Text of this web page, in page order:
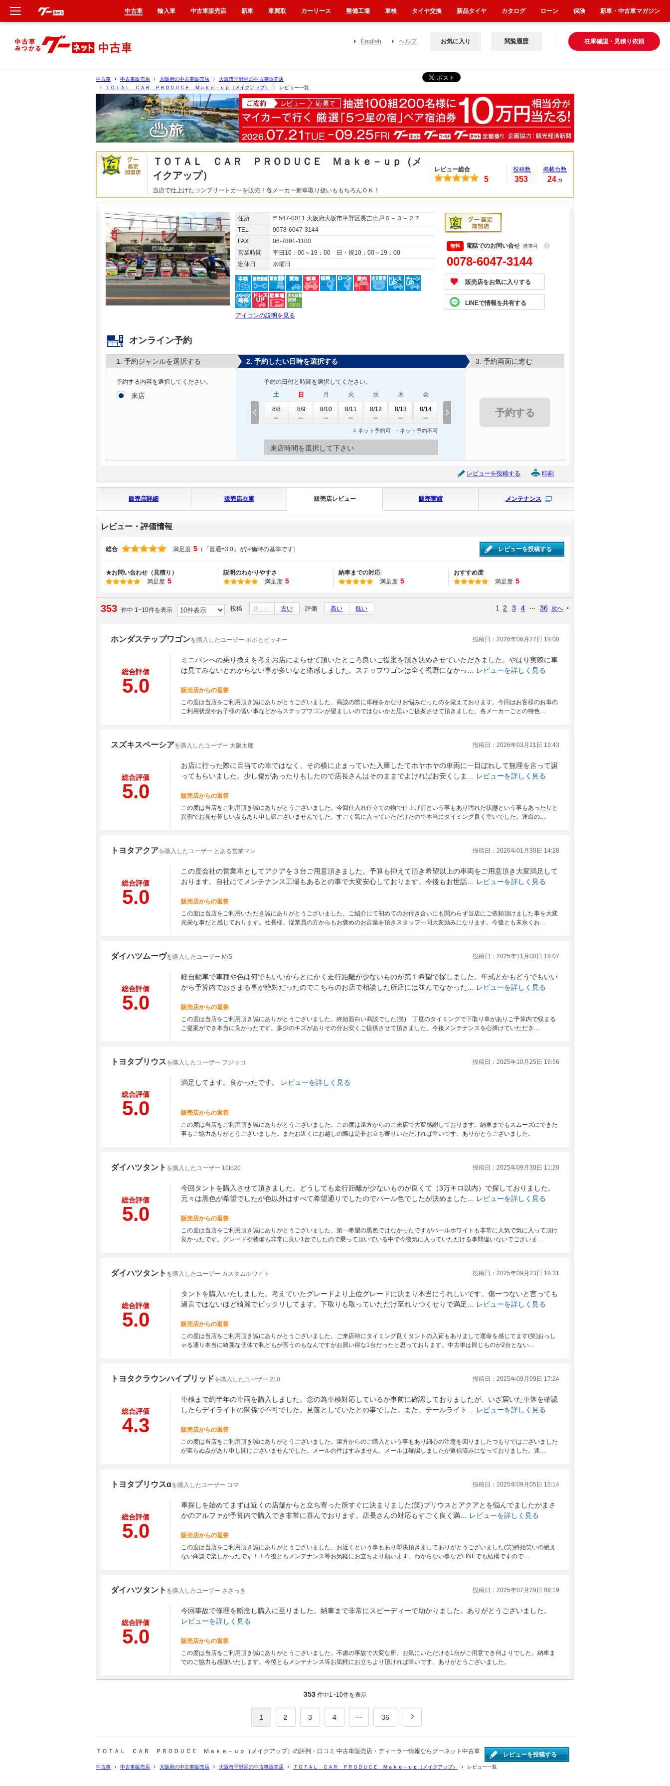
English ヘルプ 在庫確認・見積り依頼
お気に入り 閲覧履歴
中古車 中古車販売店 大阪府の中古車販売店
大阪市平野区の中古車販売店
ＴＯＴＡＬ ＣＡＲ ＰＲＯＤＵＣＥ Ｍａｋｅ－ｕｐ（メイクアップ）
レビュー一覧
ＴＯＴＡＬ ＣＡＲ ＰＲＯＤＵＣＥ Ｍａｋｅ－ｕｐ（メ
イクアップ）
当店で仕上げたコンプリートカーを販売！各メーカー新車取り扱いももちろんＯＫ！
レビュー総合
5
投稿数
353
掲載台数
24 台
住所
〒547-0011 大阪府大阪市平野区長吉出戸６－３－２７
TEL
0078-6047-3144
FAX
06-7891-1100
営業時間
平日10：00～19：00 日・祝10：00～19：00
定休日
水曜日
アイコンの説明を見る
電話でのお問い合せ 携帯可 ？
0078-6047-3144
販売店をお気に入りする
LINEで情報を共有する
オンライン予約
1. 予約ジャンルを選択する
予約する内容を選択してください。
来店
2. 予約したい日時を選択する
予約の日付と時間を選択してください。
土
8/8
日
8/9
月
8/10
火
8/11
水
8/12
木
8/13
金
8/14
○ ネット予約可 - ネット予約不可
来店時間を選択して下さい
3. 予約画面に進む
予約する
レビューを投稿する 印刷
販売店詳細 販売店在庫 販売店レビュー 販売実績 メンテナンス
レビュー・評価情報
総合 満足度 5 （「普通=3.0」が評価時の基準です） レビューを投稿する
★お問い合わせ（見積り）
満足度 5
説明のわかりやすさ
満足度 5
納車までの対応
満足度 5
おすすめ度
満足度 5
353 件中 1~10件を表示 投稿 新しい 古い 評価 高い 低い 1 2 3 4 36 次へ
ホンダステップワゴンを購入したユーザー ポポとビッキー 投稿日：2026年06月27日 19:00
総合評価
5.0
ミニバンへの乗り換えを考えお店によらせて頂いたところ良いご提案を頂き決めさせていただきました。やはり実際に車
は見てみないとわからない事が多いなと痛感しました。ステップワゴンは全く視野になかっ…
レビューを詳しく見る
販売店からの返答
この度は当店をご利用頂き誠にありがとうございました。商談の際に車種をかなりお悩みだったのを覚えております。今回はお客様のお車の
ご利用状況やお子様の習い事などからステップワゴンが望ましいのではないかと思いご提案させて頂きました。各メーカーごとの特色…
スズキスペーシアを購入したユーザー 大阪太郎 投稿日：2026年03月21日 19:43
総合評価
5.0
お店に行った際に目当ての車ではなく、その横に止まっていた入庫したてホヤホヤの車両に一目ぼれして無理を言って譲
ってもらいました。少し傷があったりもしたので店長さんはそのままでよければお安くしま…
レビューを詳しく見る
販売店からの返答
この度は当店をご利用頂き誠にありがとうございました。今回仕入れ仕立ての物で仕上げ前という事もあり汚れた状態という事もあったりと
異例でお見せ苦しい点もあり申し訳ございませんでした。すごく気に入っていただけたので本当にタイミング良く幸いでした。運命の…
トヨタアクアを購入したユーザー とある営業マン 投稿日：2026年01月30日 14:28
総合評価
5.0
この度会社の営業車としてアクアを３台ご用意頂きました。予算も抑えて頂き希望以上の車両をご用意頂き大変満足して
おります。自社にてメンテナンス工場もあるとの事で大変安心しております。今後もお世話…
レビューを詳しく見る
販売店からの返答
この度は当店をご利用いただき誠にありがとうございました。ご紹介にて初めてのお付き合いにも関わらず当店にご依頼頂けました事を大変
光栄な事だと感じております。社長様、従業員の方からもお褒めのお言葉を頂きスタッフ一同大変励みになります。今後とも末永くお…
ダイハツムーヴを購入したユーザー M/S 投稿日：2025年11月08日 19:07
総合評価
5.0
軽自動車で車種や色は何でもいいからとにかく走行距離が少ないものが第１希望で探しました。年式とかもどうでもいい
から予算内でおさまる事が絶対だったのでこちらのお店で相談した所店には並んでなかった…
レビューを詳しく見る
販売店からの返答
この度は当店をご利用頂き誠にありがとうございました。終始面白い商談でした(笑) 丁度のタイミングで下取り車がありご予算内で収まる
ご提案ができ本当に良かったです。多少のキズがありその分お安くご提供させて頂きました。今後メンテナンスを心掛けていただき…
トヨタプリウスを購入したユーザー フジッコ 投稿日：2025年10月25日 16:56
総合評価
5.0
満足してます。良かったです。 レビューを詳しく見る
販売店からの返答
この度は当店をご利用頂き誠にありがとうございました。この度は遠方からのご来店で大変感謝しております。納車までもスムーズにできた
事もご協力ありがとうございました。またお近くにお越しの際は是非お立ち寄りいただければ幸いです。ありがとうございました。
ダイハツタント を購入したユーザー 10to20 投稿日：2025年09月30日 11:20
総合評価
5.0
今回タントを購入させて頂きました。どうしても走行距離が少ないものが良くて（3万キロ以内）で探しておりました。
元々は黒色が希望でしたが色以外はすべて希望通りでしたのでパール色でしたが決めました…
レビューを詳しく見る
販売店からの返答
この度は当店をご利用頂き誠にありがとうございました。第一希望の黒色ではなかったですがパールホワイトも非常に人気で気に入って頂け
良かったです。グレードや装備も非常に良い1台でしたので乗って頂いている中で今後気に入っていただける事間違いないでございま…
ダイハツタント を購入したユーザー カスタムホワイト 投稿日：2025年09月23日 19:31
総合評価
5.0
タントを購入いたしました。考えていたグレードより上位グレードに決まり本当にうれしいです。傷一つないと言っても
過言ではないほど綺麗でビックリしてます。下取りも取っていただけ至れりつくせりで満足…
レビューを詳しく見る
販売店からの返答
この度は当店をご利用頂き誠にありがとうございました。ご来店時にタイミング良くタントの入荷もありまして運命を感じてます(笑)おっし
ゃる通り本当に綺麗な個体で私どもが言うのもなんですがお買い得な1台だったと思っております。中古車は同じものが2台とない…
トヨタクラウンハイブリッドを購入したユーザー 210 投稿日：2025年09月09日 17:24
総合評価
4.3
車検まで約半年の車両を購入しました。念の為車検対応しているか事前に確認しておりましたが、いざ届いた車体を確認
したらデイライトの関係で不可でした。見落としていたとの事でした。また、テールライト…
レビューを詳しく見る
販売店からの返答
この度は当店をご利用頂き誠にありがとうございました。遠方からのご購入という事もあり細心の注意を図りましたつもりではございました
が至らぬ点があり申し開けございませんでした。メールの件はすみません。メールは確認しましたが返信済みになっておりました。迷…
トヨタプリウスαを購入したユーザー コマ 投稿日：2025年09月05日 15:14
総合評価
5.0
車探しを始めてまずは近くの店舗からと立ち寄った所すぐに決まりました(笑)プリウスとアクアとを悩んでましたがまさ
かのアルファが予算内で購入でき非常に喜んでおります。店長さんの対応もすごく良く満…
レビューを詳しく見る
販売店からの返答
この度は当店をご利用頂き誠にありがとうございました。お近くという事もあり即決頂きましてありがとうございました(笑)終始笑いの絶え
ない商談で楽しかったです！！今後ともメンテナンス等お気軽にお立ちより願います。わからない事などLINEでも結構ですので…
ダイハツタント を購入したユーザー ささっき 投稿日：2025年07月29日 09:19
総合評価
5.0
今回事故で修理を断念し購入に至りました。納車まで非常にスピーディーで助かりました。ありがとうございました。
レビューを詳しく見る
販売店からの返答
この度は当店をご利用頂き誠にありがとうございました。不慮の事故で大変な所、お気にいただける1台がご用意でき何よりでした。納車ま
でのご協力も感謝いたします。今後ともメンテナンス等お気軽にお立ちより頂ければ幸いです。ありがとうございました。
353 件中1~10件を表示
1 2 3 4 36
ＴＯＴＡＬ ＣＡＲ ＰＲＯＤＵＣＥ Ｍａｋｅ－ｕｐ（メイクアップ）の評判・口コミ 中古車販売店・ディーラー情報ならグーネット中古車 レビューを投稿する
中古車 中古車販売店 大阪府の中古車販売店 大阪市平野区の中古車販売店 ＴＯＴＡＬ ＣＡＲ ＰＲＯＤＵＣＥ Ｍａｋｅ－ｕｐ（メイクアップ） レビュー一覧
中古車 輸入車 中古車販売店 新車 車買取 カーリース 整備工場 車検 タイヤ交換 新品タイヤ カタログ ローン 保険 新車・中古車マガジン
新車